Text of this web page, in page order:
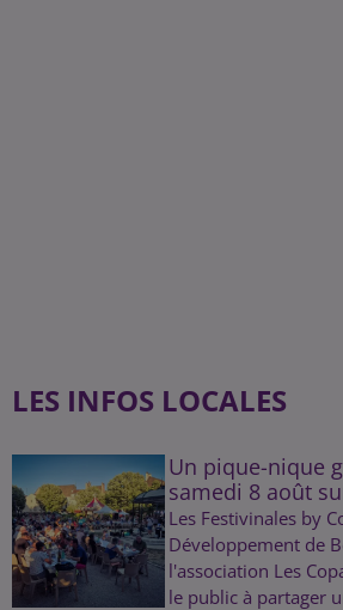
LES INFOS LOCALES
Un pique-nique
samedi 8 août
Les Festivinales by
Développement de
l'association Les
le public à partager